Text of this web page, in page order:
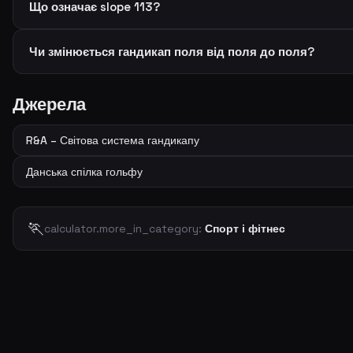
Що означає slope 113?
Чи змінюється гандикап поля від поля до поля?
Джерела
R&A – Світова система гандикапу
Данська спілка гольфу
🏃calculator.more_in_category: Спорт і фітнес